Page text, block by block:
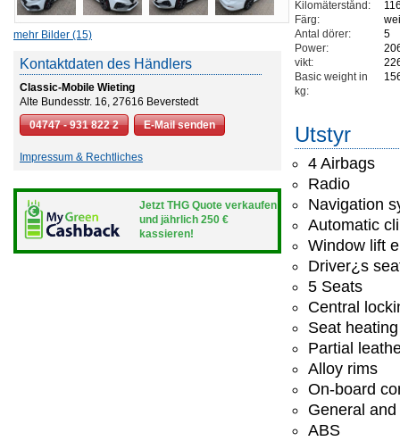
mehr Bilder (15)
Kontaktdaten des Händlers
Classic-Mobile Wieting
Alte Bundesstr. 16, 27616 Beverstedt
04747 - 931 822 2
E-Mail senden
Impressum & Rechtliches
Jetzt THG Quote verkaufen
und jährlich 250 €
kassieren!
Kilomäterstånd:
Färg:
Antal dörer:
5
Power:
vikt:
Basic weight in
kg:
Utstyr
4 Airbags
Radio
Navigation
Automatic
Window lift
Driver¿s
5 Seats
Central
Seat
Partial
Alloy rims
On-board
General
ABS